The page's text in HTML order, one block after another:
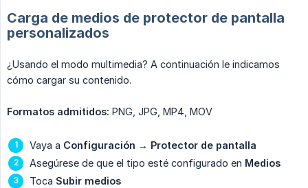
Carga de medios de protector de pantalla
personalizados
¿Usando el modo multimedia? A continuación le indicamos
cómo cargar su contenido.
Formatos admitidos: PNG, JPG, MP4, MOV
Vaya a Configuración → Protector de pantalla
Asegúrese de que el tipo esté configurado en Medios
Toca Subir medios